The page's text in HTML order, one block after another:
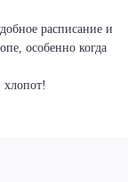
расписание и
особенно когда
хлопот!